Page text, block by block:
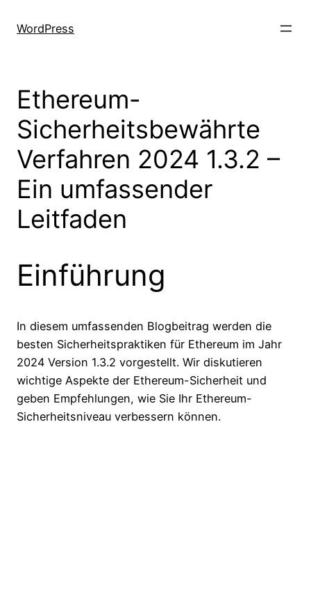
WordPress
Ethereum-
Sicherheitsbewährte
Verfahren 2024 1.3.2 –
Ein umfassender
Leitfaden
Einführung
In diesem umfassenden Blogbeitrag werden die
besten Sicherheitspraktiken für Ethereum im Jahr
2024 Version 1.3.2 vorgestellt. Wir diskutieren
wichtige Aspekte der Ethereum-Sicherheit und
geben Empfehlungen, wie Sie Ihr Ethereum-
Sicherheitsniveau verbessern können.